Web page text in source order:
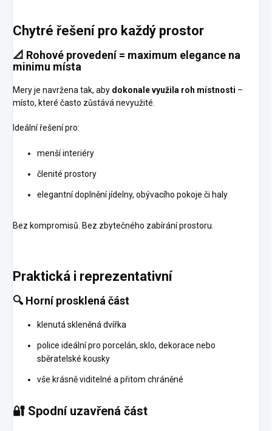
Chytré řešení pro každý prostor
📐 Rohové provedení = maximum elegance na
minimu místa
Mery je navržena tak, aby dokonale využila roh místnosti –
místo, které často zůstává nevyužité.
Ideální řešení pro:
menší interiéry
členité prostory
elegantní doplnění jídelny, obývacího pokoje či haly
Bez kompromisů. Bez zbytečného zabírání prostoru.
Praktická i reprezentativní
🔍Horní prosklená část
klenutá skleněná dvířka
police ideální pro porcelán, sklo, dekorace nebo
sběratelské kousky
vše krásně viditelné a přitom chráněné
🔐 Spodní uzavřená část